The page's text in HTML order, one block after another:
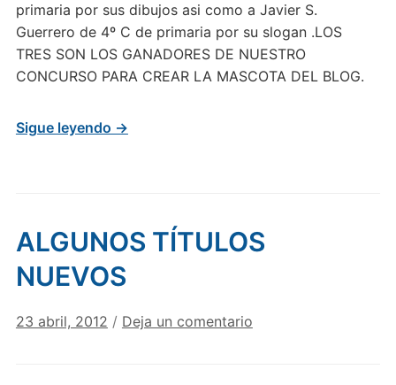
primaria por sus dibujos asi como a Javier S.
Guerrero de 4º C de primaria por su slogan .LOS
TRES SON LOS GANADORES DE NUESTRO
CONCURSO PARA CREAR LA MASCOTA DEL BLOG.
Sigue leyendo →
ALGUNOS TÍTULOS
NUEVOS
23 abril, 2012 / Deja un comentario